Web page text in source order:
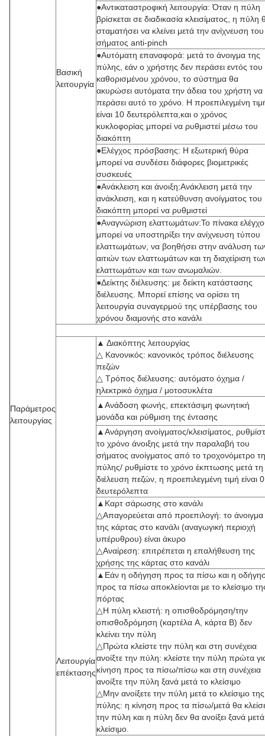
Παράμετρος
λειτουργίας
Βασική
λειτουργία
●Αντικαταστροφική λειτουργία: Όταν η πύλη
βρίσκεται σε διαδικασία κλεισίματος, η πύλη
σταματήσει να κλείνει μετά την ανίχνευση του
σήματος anti-pinch
●Αυτόματη επαναφορά: μετά το άνοιγμα της
πύλης, εάν ο χρήστης δεν περάσει εντός του
καθορισμένου χρόνου, το σύστημα θα
ακυρώσει αυτόματα την άδεια του χρήστη να
περάσει αυτό το χρόνο. Η προεπιλεγμένη
είναι 10 δευτερόλεπτα,και ο χρόνος
κυκλοφορίας μπορεί να ρυθμιστεί μέσω του
διακόπτη
●Ελέγχος πρόσβασης: Η εξωτερική θύρα
μπορεί να συνδέσει διάφορες βιομετρικές
συσκευές
●Ανάκλειση και άνοιξη:Ανάκλειση μετά την
ανάκλειση, και η κατεύθυνση ανοίγματος του
διακόπτη μπορεί να ρυθμιστεί
●Αναγνώριση ελαττωμάτων:Το πίνακα
μπορεί να υποστηρίξει την ανίχνευση τύπου
ελαττωμάτων, να βοηθήσει στην ανάλυση
αιτιών των ελαττωμάτων και τη διαχείριση
ελαττωμάτων και των ανωμαλιών.
●Δείκτης διέλευσης: με δείκτη κατάστασης
διέλευσης. Μπορεί επίσης να ορίσει τη
λειτουργία συναγερμού της υπέρβασης του
χρόνου διαμονής στο κανάλι
Λειτουργία
επέκτασης
▲ Διακόπτης λειτουργίας
△ Κανονικός: κανονικός τρόπος διέλευσης
πεζών
△ Τρόπος διέλευσης: αυτόματο όχημα /
ηλεκτρικό όχημα / μοτοσυκλέτα
▲Ανάδοση φωνής, επεκτάσιμη φωνητική
μονάδα και ρύθμιση της έντασης
▲Ανάργηση ανοίγματος/κλεισίματος,
το χρόνο άνοιξης μετά την παραλαβή του
σήματος ανοίγματος από το τροχονόμετρο
πύλης/ ρυθμίστε το χρόνο έκπτωσης μετά τη
διέλευση πεζών, η προεπιλεγμένη τιμή είναι 0
δευτερόλεπτα
▲Καρτ σάρωσης στο κανάλι
△Απαγορεύεται από προεπιλογή: το άνοιγμα
της κάρτας στο κανάλι (αναγωγική περιοχή
υπέρυθρου) είναι άκυρο
△Αναίρεση: επιτρέπεται η επαλήθευση της
χρήσης της κάρτας στο κανάλι
▲Εάν η οδήγηση προς τα πίσω και η
προς τα πίσω αποκλείονται με το κλείσιμο
πόρτας
△Η πύλη κλειστή: η οπισθοδρόμηση/την
οπισθοδρόμηση (καρτέλα A, κάρτα B) δεν
κλείνει την πύλη
△Πρώτα κλείστε την πύλη και στη συνέχεια
ανοίξτε την πύλη: κλείστε την πύλη πρώτα
κίνηση προς τα πίσω/πίσω και στη συνέχεια
ανοίξτε την πύλη ξανά μετά το κλείσιμο
△Μην ανοίξετε την πύλη μετά το κλείσιμο της
πύλης: η κίνηση προς τα πίσω/μετά θα
την πύλη και η πύλη δεν θα ανοίξει ξανά
κλείσιμο.